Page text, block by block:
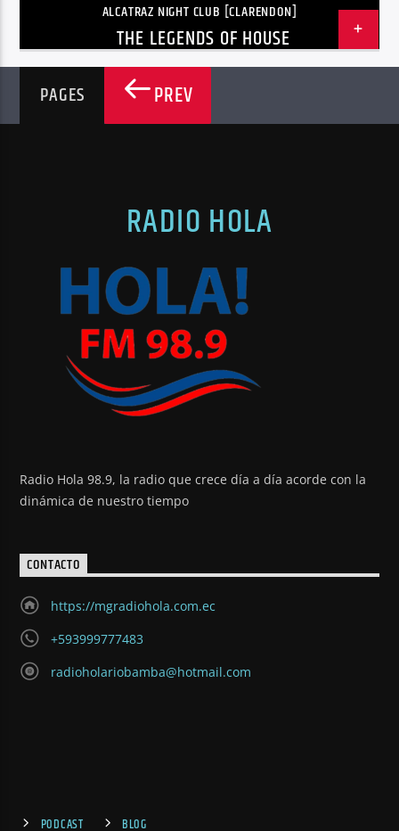
ALCATRAZ NIGHT CLUB [CLARENDON]
THE LEGENDS OF HOUSE
PAGES PREV
RADIO HOLA
Radio Hola 98.9, la radio que crece día a día acorde con la
dinámica de nuestro tiempo
CONTACTO
https://mgradiohola.com.ec
+593999777483
radioholariobamba@hotmail.com
PODCAST BLOG